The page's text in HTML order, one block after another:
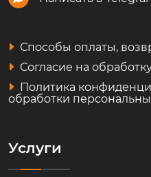
Способы оплаты,
Согласие на
Политика
обработки
Услуги